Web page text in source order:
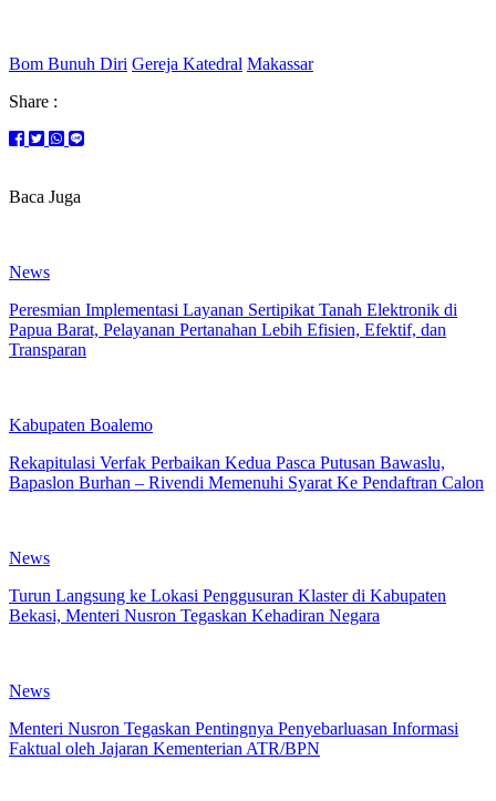
Bom Bunuh Diri Gereja Katedral Makassar
Share :
Baca Juga
News
Peresmian Implementasi Layanan Sertipikat Tanah Elektronik di
Papua Barat, Pelayanan Pertanahan Lebih Efisien, Efektif, dan
Transparan
Kabupaten Boalemo
Rekapitulasi Verfak Perbaikan Kedua Pasca Putusan Bawaslu,
Bapaslon Burhan – Rivendi Memenuhi Syarat Ke Pendaftran Calon
News
Turun Langsung ke Lokasi Penggusuran Klaster di Kabupaten
Bekasi, Menteri Nusron Tegaskan Kehadiran Negara
News
Menteri Nusron Tegaskan Pentingnya Penyebarluasan Informasi
Faktual oleh Jajaran Kementerian ATR/BPN